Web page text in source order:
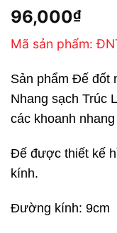
96,000₫
Mã sản phẩm:
Sản phẩm Đế đốt
Nhang sạch Trúc
các khoanh
Đế được thiết kế
kính.
Đường kính: 9cm